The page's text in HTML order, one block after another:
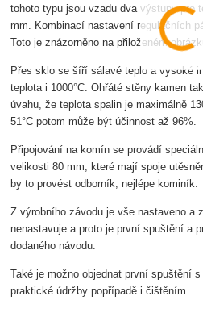
tohoto typu jsou vzadu dva výstupy pro
mm. Kombinací nastavení regulačních
Toto je znázorněno na přiloženém
Přes sklo se šíří sálavé teplo a vysoké
teplota i 1000°C. Ohřáté stěny kamen
úvahu, že teplota spalin je maximálně
51°C potom může být účinnost až 96%.
Připojování na komín se provádí
velikosti 80 mm, které mají spoje
by to provést odborník, nejlépe kominík.
Z výrobního závodu je vše nastaveno a
nenastavuje a proto je první spuštění a
dodaného návodu.
Také je možno objednat první spuštění
praktické údržby popřípadě i čištěním.